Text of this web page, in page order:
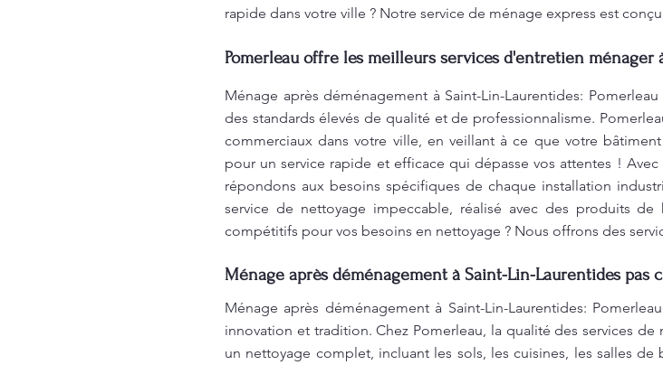
rapide dans votre ville ? Notre service de ménage express est
Pomerleau offre les meilleurs services d'entretien ménager
Ménage après déménagement à Saint-Lin-Laurentides:
des standards élevés de qualité et de professionnalisme.
commerciaux dans votre ville, en veillant à ce que votre
pour un service rapide et efficace qui dépasse vos attentes !
répondons aux besoins spécifiques de chaque installation
service de nettoyage impeccable, réalisé avec des produits de
compétitifs pour vos besoins en nettoyage ? Nous offrons des
Ménage après déménagement à Saint-Lin-Laurentides pas
Ménage après déménagement à Saint-Lin-Laurentides:
innovation et tradition. Chez Pomerleau, la qualité des services
un nettoyage complet, incluant les sols, les cuisines, les salles